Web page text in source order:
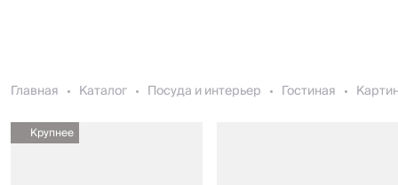
Главная Каталог Посуда и интерьер Гостиная
Крупнее